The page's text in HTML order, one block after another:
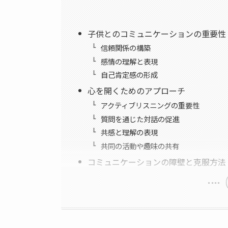
子供とのコミュニケーションの重要性
信頼関係の構築
感情の理解と表現
自己肯定感の形成
心を開くためのアプローチ
アクティブリスニングの重要性
質問を通じた対話の促進
共感と理解の表現
共同の活動や趣味の共有
コミュニケーションの障壁と克服方法